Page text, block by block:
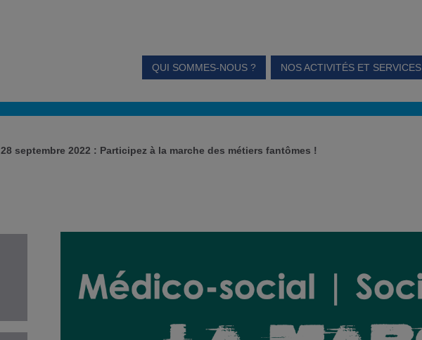
QUI SOMMES-NOUS ? NOS ACTIVITÉS ET SERVICES
28 septembre 2022 : Participez à la marche des métiers fantômes !